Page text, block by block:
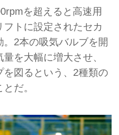
を超えると高速用
トに設定されたセカ
2本の吸気バルブを開
を大幅に増大させ、
図るという、2種類の
だ。